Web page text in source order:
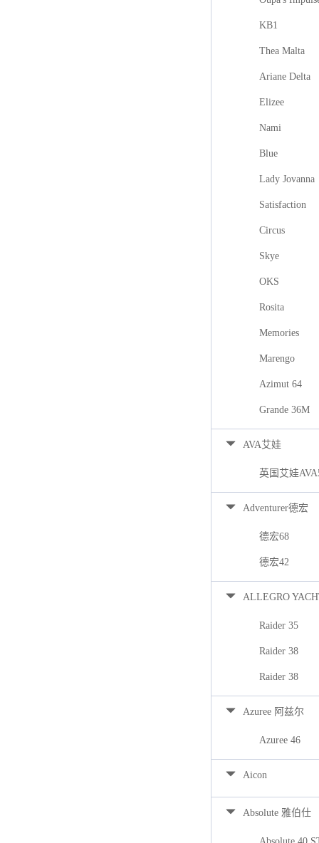
KB1
Thea Malta
Ariane Delta
Elizee
Nami
Blue
Lady Jovanna
Satisfaction
Circus
Skye
OKS
Rosita
Memories
Marengo
Azimut 64
Grande 36M
AVA艾娃
英国艾娃
Adventurer德宏
德宏68
德宏42
ALLEGRO
Raider 35
Raider 38
Raider 38
Azuree 阿兹尔
Azuree 46
Aicon
Absolute 雅伯仕